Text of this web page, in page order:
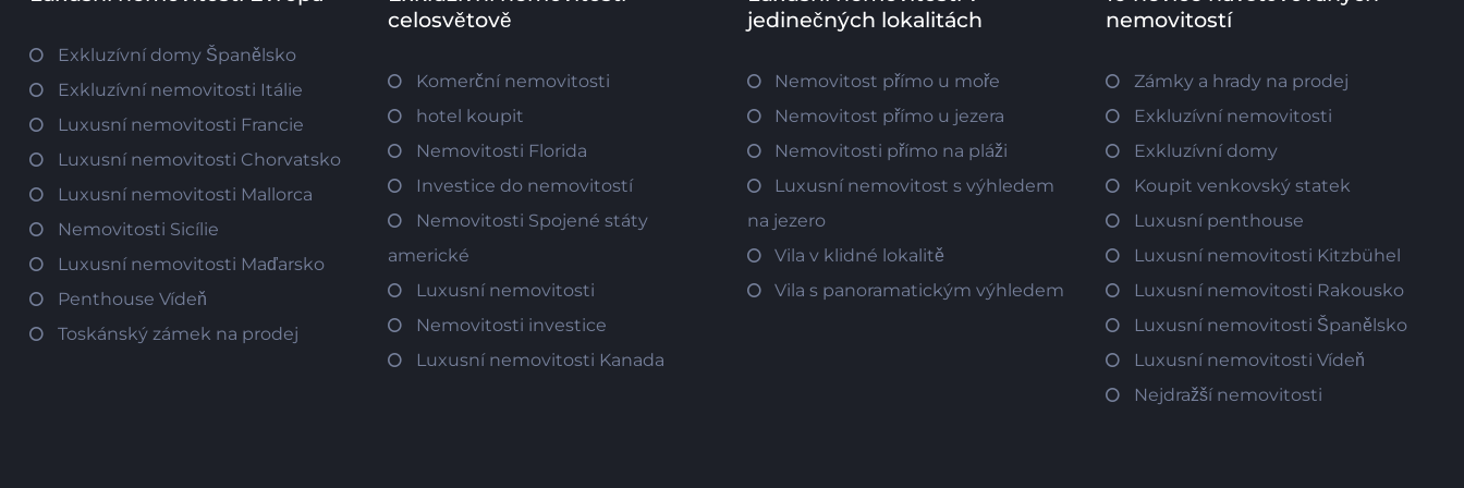
Exkluzívní domy Španělsko
Exkluzívní nemovitosti Itálie
Luxusní nemovitosti Francie
Luxusní nemovitosti Chorvatsko
Luxusní nemovitosti Mallorca
Nemovitosti Sicílie
Luxusní nemovitosti Maďarsko
Penthouse Vídeň
Toskánský zámek na prodej
celosvětově
Komerční nemovitosti
hotel koupit
Nemovitosti Florida
Investice do nemovitostí
Nemovitosti Spojené státy
americké
Luxusní nemovitosti
Nemovitosti investice
Luxusní nemovitosti Kanada
jedinečných lokalitách
Nemovitost přímo u moře
Nemovitost přímo u jezera
Nemovitosti přímo na pláži
Luxusní nemovitost s výhledem
na jezero
Vila v klidné lokalitě
Vila s panoramatickým výhledem
nemovitostí
Zámky a hrady na prodej
Exkluzívní nemovitosti
Exkluzívní domy
Koupit venkovský statek
Luxusní penthouse
Luxusní nemovitosti Kitzbühel
Luxusní nemovitosti Rakousko
Luxusní nemovitosti Španělsko
Luxusní nemovitosti Vídeň
Nejdražší nemovitosti